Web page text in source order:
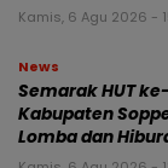
Kamis, 6 Agu 2026 -
News
Semarak HUT
Kabupaten
Lomba dan